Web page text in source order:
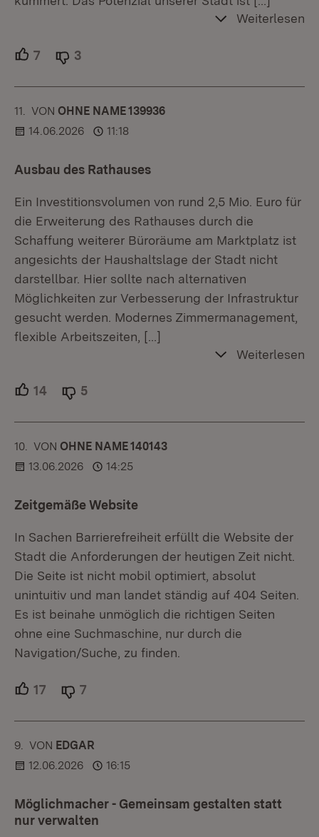
Weiterlesen
7 Unterstützer.
3
11. KOMMENTAR
VON :OHNE NAME 139936
14.06.2026
11:18
Ausbau des Rathauses
Ein Investitionsvolumen von rund 2,5 Mio. Euro für
die Erweiterung des Rathauses durch die
Schaffung weiterer Büroräume am Marktplatz ist
angesichts der Haushaltslage der Stadt nicht
darstellbar. Hier sollte nach alternativen
Möglichkeiten zur Verbesserung der Infrastruktur
gesucht werden. Modernes Zimmermanagement,
flexible Arbeitszeiten, […]
Weiterlesen
14 Unterstützer.
5
10. KOMMENTAR
VON :OHNE NAME 140143
13.06.2026
14:25
Zeitgemäße Website
In Sachen Barrierefreiheit erfüllt die Website der
Stadt die Anforderungen der heutigen Zeit nicht.
Die Seite ist nicht mobil optimiert, absolut
unintuitiv und man landet ständig auf 404 Seiten.
Es ist beinahe unmöglich die richtigen Seiten
ohne eine Suchmaschine, nur durch die
Navigation/Suche, zu finden.
17 Unterstützer.
7
9. KOMMENTAR
VON :EDGAR
12.06.2026
16:15
Möglichmacher - Gemeinsam gestalten statt
nur verwalten